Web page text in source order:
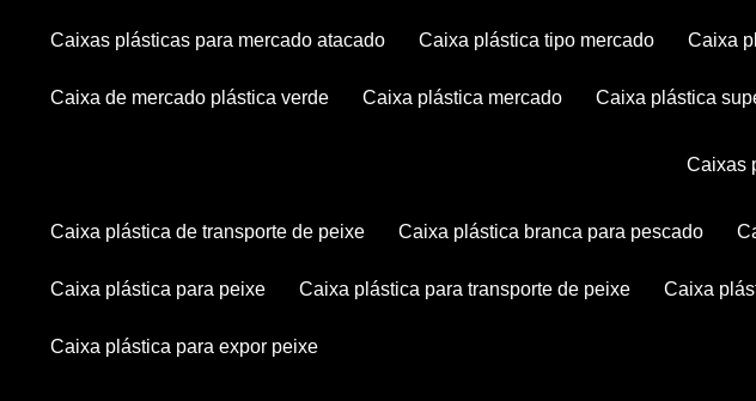
caixas plásticas para mercado atacado caixa plástica tipo mercado caixa
caixa de mercado plástica verde caixa plástica mercado caixa plástica
caixa plástica de transporte de peixe caixa plástica branca para pescado
caixa plástica para peixe caixa plástica para transporte de peixe caixa
caixa plástica para expor peixe